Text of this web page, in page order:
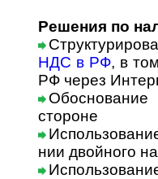
Решения по
НДС в РФ, в
РФ через
стороне
нии двой­но­го